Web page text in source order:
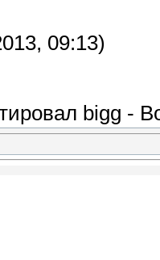
09:13)
bigg -